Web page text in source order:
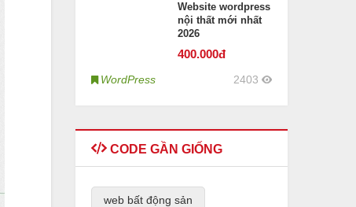
Website wordpress
nội thất mới nhất
2026
400.000đ
WordPress 2403
CODE GẦN GIỐNG
web bất động sản